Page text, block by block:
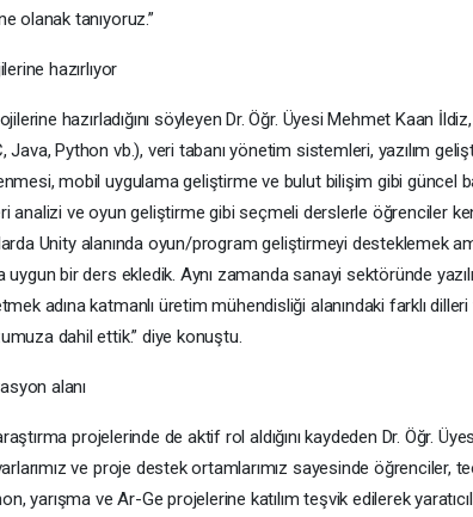
olanak tanıyoruz.”
hazırlıyor
hazırladığını söyleyen Dr. Öğr. Üyesi Mehmet Kaan İldiz,
Java, Python vb.), veri tabanı yönetim sistemleri, yazılım
mobil uygulama geliştirme ve bulut bilişim gibi güncel
analizi ve oyun geliştirme gibi seçmeli derslerle öğrenciler
Unity alanında oyun/program geliştirmeyi desteklemek
bir ders ekledik. Aynı zamanda sanayi sektöründe
adına katmanlı üretim mühendisliği alanındaki farklı
dahil ettik.” diye konuştu.
alanı
projelerinde de aktif rol aldığını kaydeden Dr. Öğr.
ve proje destek ortamlarımız sayesinde öğrenciler,
yarışma ve Ar-Ge projelerine katılım teşvik edilerek